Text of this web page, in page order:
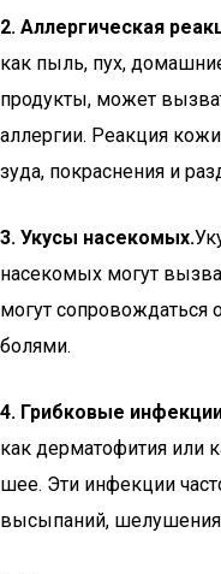
2. Аллергическая
как пыль, пух,
продукты, может
аллергии. Реакция
зуда, покраснения и
3. Укусы насекомых.
насекомых могут
могут сопровождаться
болями.
4. Грибковые
как дерматофития или
шее. Эти инфекции
высыпаний, шелушения